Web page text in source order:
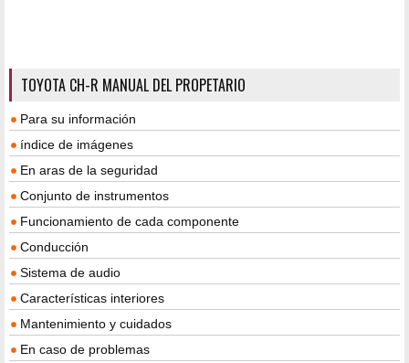
TOYOTA CH-R MANUAL DEL PROPETARIO
Para su información
índice de imágenes
En aras de la seguridad
Conjunto de instrumentos
Funcionamiento de cada componente
Conducción
Sistema de audio
Características interiores
Mantenimiento y cuidados
En caso de problemas